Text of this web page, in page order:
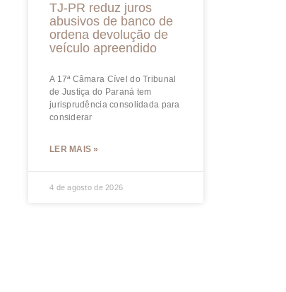
TJ-PR reduz juros
abusivos de banco de
ordena devolução de
veículo apreendido
A 17ª Câmara Cível do Tribunal
de Justiça do Paraná tem
jurisprudência consolidada para
considerar
LER MAIS »
4 de agosto de 2026